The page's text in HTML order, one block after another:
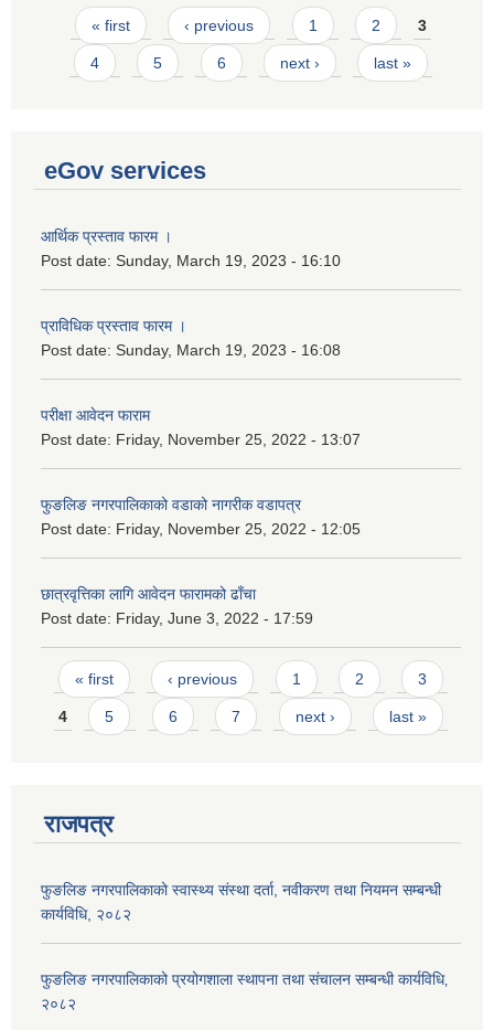
Pages
« first ‹ previous 1 2 3
4 5 6 next › last »
eGov services
आर्थिक प्रस्ताव फारम ।
Post date: Sunday, March 19, 2023 - 16:10
प्राविधिक प्रस्ताव फारम ।
Post date: Sunday, March 19, 2023 - 16:08
परीक्षा आवेदन फाराम
Post date: Friday, November 25, 2022 - 13:07
फुङलिङ नगरपालिकाको वडाको नागरीक वडापत्र
Post date: Friday, November 25, 2022 - 12:05
छात्रवृत्तिका लागि आवेदन फारामको ढाँचा
Post date: Friday, June 3, 2022 - 17:59
Pages
« first ‹ previous 1 2 3
4 5 6 7 next › last »
राजपत्र
फुङलिङ नगरपालिकाको स्वास्थ्य संस्था दर्ता, नवीकरण तथा नियमन सम्बन्धी
कार्यविधि, २०८२
फुङलिङ नगरपालिकाको प्रयोगशाला स्थापना तथा संचालन सम्बन्धी कार्यविधि‚
२०८२